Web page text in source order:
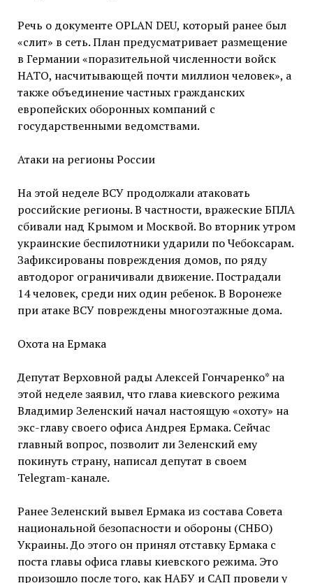
Речь о документе OPLAN DEU, который ранее был
«слит» в сеть. План предусматривает размещение
в Германии «поразительной численности войск
НАТО, насчитывающей почти миллион человек», а
также объединение частных гражданских
европейских оборонных компаний с
государственными ведомствами.
Атаки на регионы России
На этой неделе ВСУ продолжали атаковать
российские регионы. В частности, вражеские БПЛА
сбивали над Крымом и Москвой. Во вторник утром
украинские беспилотники ударили по Чебоксарам.
Зафиксированы повреждения домов, по ряду
автодорог ограничивали движение. Пострадали
14 человек, среди них один ребенок. В Воронеже
при атаке ВСУ повреждены многоэтажные дома.
Охота на Ермака
Депутат Верховной рады Алексей Гончаренко* на
этой неделе заявил, что глава киевского режима
Владимир Зеленский начал настоящую «охоту» на
экс-главу своего офиса Андрея Ермака. Сейчас
главный вопрос, позволит ли Зеленский ему
покинуть страну, написал депутат в своем
Telegram-канале.
Ранее Зеленский вывел Ермака из состава Совета
национальной безопасности и обороны (СНБО)
Украины. До этого он принял отставку Ермака с
поста главы офиса главы киевского режима. Это
произошло после того, как НАБУ и САП провели у